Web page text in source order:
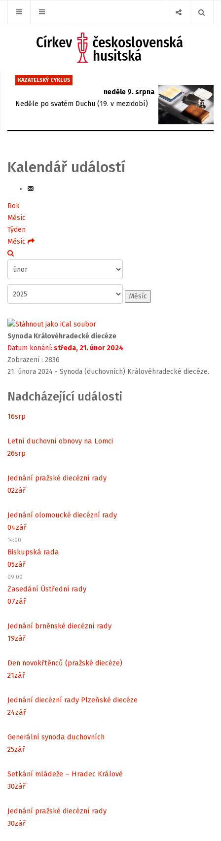
KAZATELSKÝ CYKLUS
neděle 9. srpna
Neděle po svatém Duchu (19. v mezidobí)
Kalendář událostí
Rok
Měsíc
Týden
Měsíc
Měsíc
Synoda Královéhradecké diecéze
Datum konání: středa, 21. únor 2024
Zobrazení : 2836
21. února 2024 - Synoda (duchovních) Královéhradecké diecéze.
Nadcházející události
16srp
Letní duchovní obnovy na Lomci
26srp
Jednání pražské diecézní rady
02zář
Jednání olomoucké diecézní rady
04zář
14:00
Biskupská rada
05zář
09:00
Zasedání Ústřední rady
07zář
Jednání brněnské diecézní rady
19zář
Den novokřtěnců (pražské diecéze)
21zář
Jednání diecézní rady Plzeňské diecéze
24zář
Generální synoda duchovních
25zář
Setkání mládeže – Hradec Králové
30zář
Jednání pražské diecézní rady
30zář